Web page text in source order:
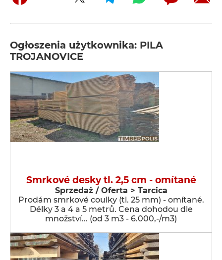
Ogłoszenia użytkownika: PILA
TROJANOVICE
Smrkové desky tl. 2,5 cm - omítané
Sprzedaż / Oferta > Tarcica
Prodám smrkové coulky (tl. 25 mm) - omítané.
Délky 3 a 4 a 5 metrů. Cena dohodou dle
množství... (od 3 m3 - 6.000,-/m3)